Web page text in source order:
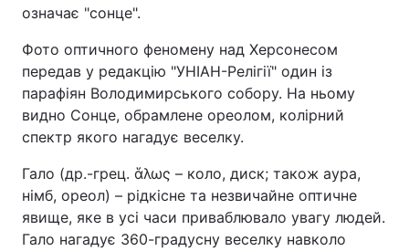
означає "сонце".
Фото оптичного феномену над Херсонесом
передав у редакцію "УНІАН-Релігії" один із
парафіян Володимирського собору. На ньому
видно Сонце, обрамлене ореолом, колірний
спектр якого нагадує веселку.
Гало (др.-грец. ἅλως – коло, диск; також аура,
німб, ореол) – рідкісне та незвичайне оптичне
явище, яке в усі часи приваблювало увагу людей.
Гало нагадує 360-градусну веселку навколо